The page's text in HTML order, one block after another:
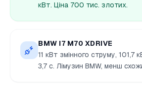
кВт. Ціна 700 тис. злотих.
BMW I7 M70 XDRIVE
11 кВт змінного струму, 101,7
3,7 с. Лімузин BMW, менш